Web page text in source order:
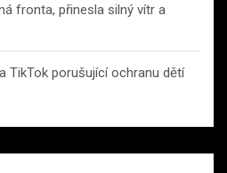
fronta, přinesla silný vítr a
TikTok porušující ochranu dětí